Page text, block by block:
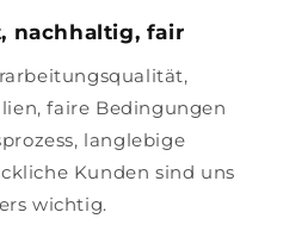
nachhaltig, fair
faire Bedingungen
langlebige
Kunden sind uns
wichtig.